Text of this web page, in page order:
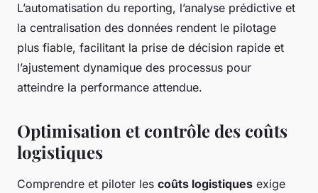
L’automatisation du reporting, l’analyse prédictive et
la centralisation des données rendent le pilotage
plus fiable, facilitant la prise de décision rapide et
l’ajustement dynamique des processus pour
atteindre la performance attendue.
Optimisation et contrôle des coûts
logistiques
Comprendre et piloter les coûts logistiques exige